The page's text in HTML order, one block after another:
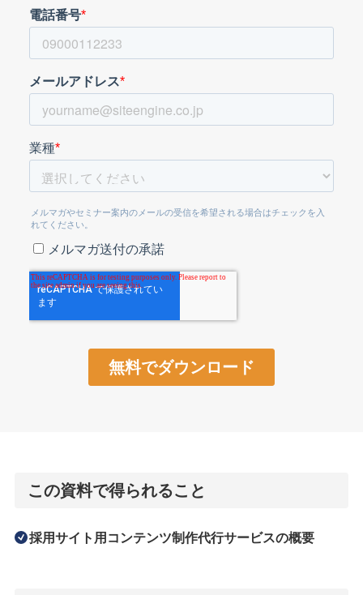
この資料で得られること
採用サイト用コンテンツ制作代行サービスの概要